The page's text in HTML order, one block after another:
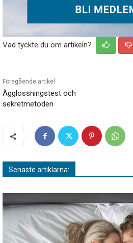
Vad tyckte du om artikeln?
Föregående artikel
Ägglossningstest och
sekretmetoden
Senaste artiklarna: